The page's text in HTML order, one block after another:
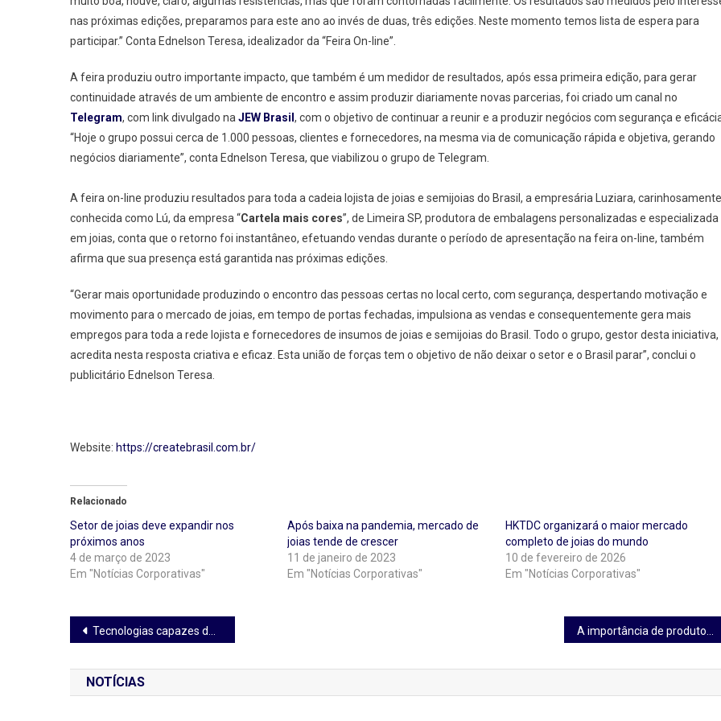
nas próximas edições, preparamos para este ano ao invés de duas, três edições. Neste momento temos lista de espera para
participar.” Conta Ednelson Teresa, idealizador da “Feira On-line”.
A feira produziu outro importante impacto, que também é um medidor de resultados, após essa primeira edição, para gerar
continuidade através de um ambiente de encontro e assim produzir diariamente novas parcerias, foi criado um canal no
Telegram, com link divulgado naJEW Brasil , com o objetivo de continuar a reunir e a produzir negócios com segurança e
“Hoje o grupo possui cerca de 1.000 pessoas, clientes e fornecedores, na mesma via de comunicação rápida e objetiva, gerando
negócios diariamente”, conta Ednelson Teresa, que viabilizou o grupo de Telegram.
A feira on-line produziu resultados para toda a cadeia lojista de joias e semijoias do Brasil, a empresária Luziara, carinhosamente
conhecida como Lú, da empresa “Cartela mais cores”, de Limeira SP, produtora de embalagens personalizadas e especializada
em joias, conta que o retorno foi instantâneo, efetuando vendas durante o período de apresentação na feira on-line, também
afirma que sua presença está garantida nas próximas edições.
“Gerar mais oportunidade produzindo o encontro das pessoas certas no local certo, com segurança, despertando motivação e
movimento para o mercado de joias, em tempo de portas fechadas, impulsiona as vendas e consequentemente gera mais
empregos para toda a rede lojista e fornecedores de insumos de joias e semijoias do Brasil. Todo o grupo, gestor desta iniciativa,
acredita nesta resposta criativa e eficaz. Esta união de forças tem o objetivo de não deixar o setor e o Brasil parar”, conclui o
publicitário Ednelson Teresa.
Website: https://createbrasil.com.br/
Relacionado
Setor de joias deve expandir nos
próximos anos
4 de março de 2023
Em "Notícias Corporativas"
Após baixa na pandemia, mercado de
joias tende de crescer
11 de janeiro de 2023
Em "Notícias Corporativas"
HKTDC organizará o maior mercado
completo de joias do mundo
10 de fevereiro de 2026
Em "Notícias Corporativas"
Navegação
de
Post
Tecnologias capazes de direcionar grandes empresas e líderes mundiais A importância de produtos especializados no momento da extração e armazenamento do leite materno
NOTÍCIAS